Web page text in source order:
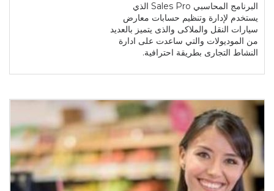
البرنامج المحاسبي Sales Pro الذي
يستخدم لإدارة وتنظيم حسابات معارض
سيارات النقل والملاكى والذى يتميز بالعديد
من الموديولات والتي ساعدت على ادارة
النشاط التجارى بطريقة احترافية.